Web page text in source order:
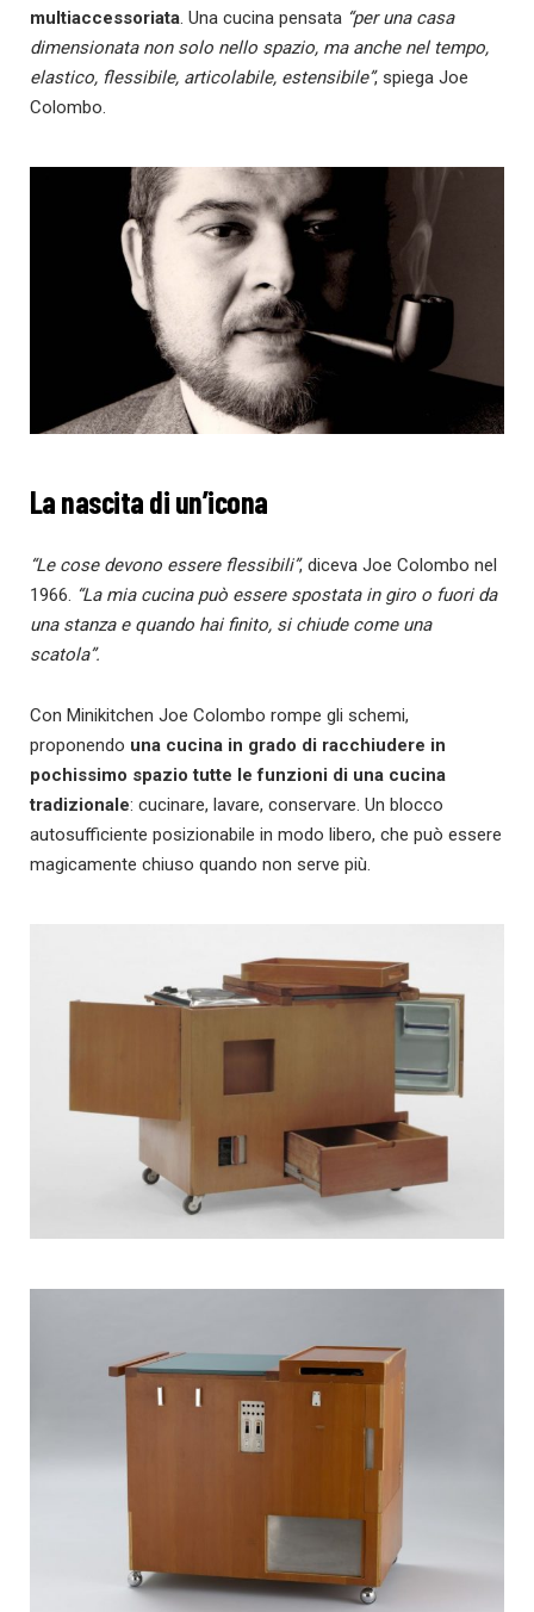
multiaccessoriata. Una cucina pensata “per una casa
dimensionata non solo nello spazio, ma anche nel tempo,
elastico, flessibile, articolabile, estensibile”, spiega Joe
Colombo.
La nascita di un’icona
“Le cose devono essere flessibili”, diceva Joe Colombo nel
1966. “La mia cucina può essere spostata in giro o fuori da
una stanza e quando hai finito, si chiude come una
scatola”.
Con Minikitchen Joe Colombo rompe gli schemi,
proponendo una cucina in grado di racchiudere in
pochissimo spazio tutte le funzioni di una cucina
tradizionale: cucinare, lavare, conservare. Un blocco
autosufficiente posizionabile in modo libero, che può essere
magicamente chiuso quando non serve più.